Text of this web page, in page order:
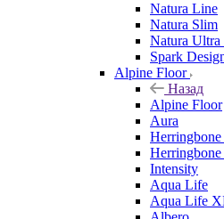
Natura Line
Natura Slim
Natura
Spark
Alpine Floor
Назад
Alpine Floor
Aura
Herringbone
Herringbone
Intensity
Aqua Life
Aqua Life